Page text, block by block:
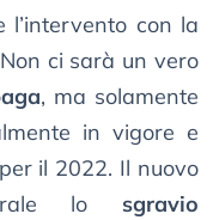
con la
ci sarà un vero
, ma solamente
in vigore e
il 2022. Il nuovo
lo sgravio